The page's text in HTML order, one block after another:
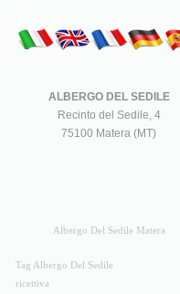
ALBERGO DEL SEDILE
Recinto del Sedile, 4
75100 Matera (MT)
Albergo Del Sedile Matera
Tag Albergo Del Sedile
ricettiva